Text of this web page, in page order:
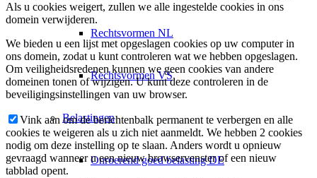
Rechtsvormen NL
Rechtsvormen VS
Belastingen
Onroerend goed belasting DE
Als u cookies weigert, zullen we alle ingestelde cookies in ons
domein verwijderen.
We bieden u een lijst met opgeslagen cookies op uw computer in
ons domein, zodat u kunt controleren wat we hebben opgeslagen.
Om veiligheidsredenen kunnen we geen cookies van andere
domeinen tonen of wijzigen. U kunt deze controleren in de
beveiligingsinstellingen van uw browser.
Vink aan om de berichtenbalk permanent te verbergen en alle
cookies te weigeren als u zich niet aanmeldt. We hebben 2 cookies
nodig om deze instelling op te slaan. Anders wordt u opnieuw
gevraagd wanneer u een nieuw browservenster of een nieuw
tabblad opent.